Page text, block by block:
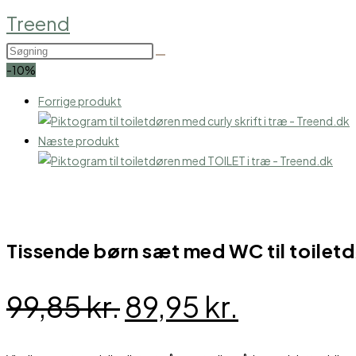
Skip
to
content
Treend
Search
this
-10%
Forrige produkt
Næste produkt
Tissende børn sæt med WC til
99,85kr.Den
oprindelige
89,95 kr.
aktuelle